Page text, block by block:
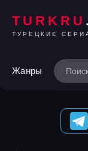
TURKRU
ТУРЕЦКИЕ
Жанры